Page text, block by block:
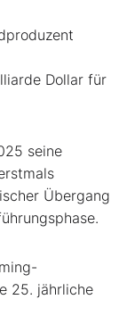
Dollar für
seine
Übergang
25. jährliche